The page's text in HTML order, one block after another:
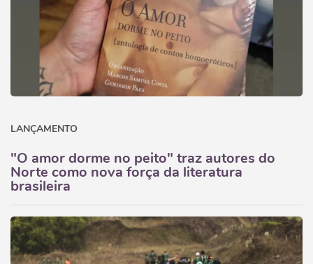
LANÇAMENTO
"O amor dorme no peito" traz autores do
Norte como nova força da literatura
brasileira